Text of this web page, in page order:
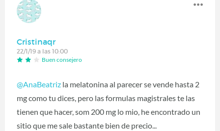
Cristinaqr
22/1/19 a las 10:00
Buen consejero
@AnaBeatriz la melatonina al parecer se vende hasta 2
mg como tu dices, pero las formulas magistrales te las
tienen que hacer, som 200 mg lo mio, he encontrado un
sitio que me sale bastante bien de precio...